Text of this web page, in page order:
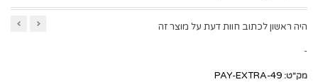
היה ראשון לכתוב חוות דעת על מוצר זה
-
מק"ט: PAY-EXTRA-49